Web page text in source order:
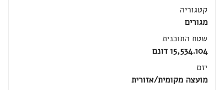
קטגוריה
מגורים
שטח התוכנית
15,534.104 דונם
יזם
מועצה מקומית/אזורית